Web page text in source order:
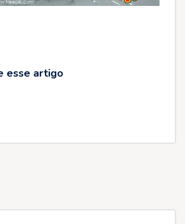
esse artigo